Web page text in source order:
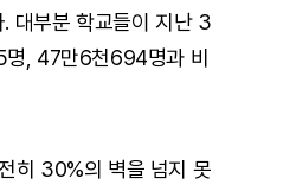
대부분 학교들이 지난 3
명, 47만6천694명과 비
히 30%의 벽을 넘지 못